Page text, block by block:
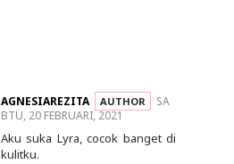
AGNESIAREZITA
SA
BTU, 20 FEBRUARI, 2021
Aku suka Lyra, cocok banget di
kulitku.